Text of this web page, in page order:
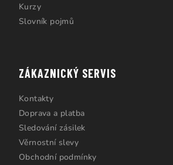
Kurzy
Slovník pojmů
ZÁKAZNICKÝ SERVIS
Kontakty
Doprava a platba
Sledování zásilek
Věrnostní slevy
Obchodní podmínky